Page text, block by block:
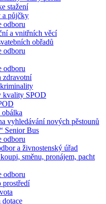
stažení
a půjčky
odboru
a vnitřních věcí
obřadů
odboru
odboru
zdravotní
kvality SPOD
obálka
vyhledávání nových pěstounů
Senior Bus
odboru
a živnostenský úřad
směnu, pronájem, pacht
odboru
prostředí